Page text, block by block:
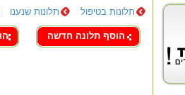
תלונות בטיפול תלונות שנענו
צור קשר
הוסף תלונה חדשה